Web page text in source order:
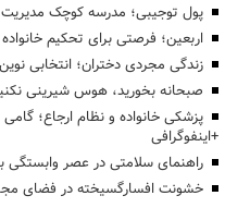
پول توجیبی؛ مدرسه کوچک
اربعین؛ فرصتی برای تحکیم خانواده
زندگی مجردی دختران؛ انتخابی
صبحانه بخورید، هوس شیرینی
پزشکی خانواده و نظام ارجاع؛
+اینفوگرافی
راهنمای سلامتی در عصر وابستگی
خشونت افسارگسیخته در فضای